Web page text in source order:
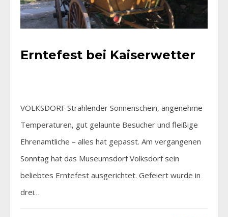
Erntefest bei Kaiserwetter
VOLKSDORF Strahlender Sonnenschein, angenehme
Temperaturen, gut gelaunte Besucher und fleißige
Ehrenamtliche – alles hat gepasst. Am vergangenen
Sonntag hat das Museumsdorf Volksdorf sein
beliebtes Erntefest ausgerichtet. Gefeiert wurde in
drei…